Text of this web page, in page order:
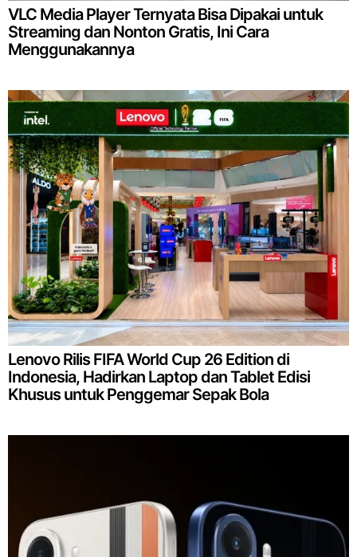
VLC Media Player Ternyata Bisa Dipakai untuk
Streaming dan Nonton Gratis, Ini Cara
Menggunakannya
Lenovo Rilis FIFA World Cup 26 Edition di
Indonesia, Hadirkan Laptop dan Tablet Edisi
Khusus untuk Penggemar Sepak Bola